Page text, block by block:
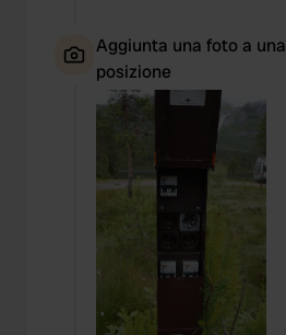
Aggiunta una foto a una
posizione